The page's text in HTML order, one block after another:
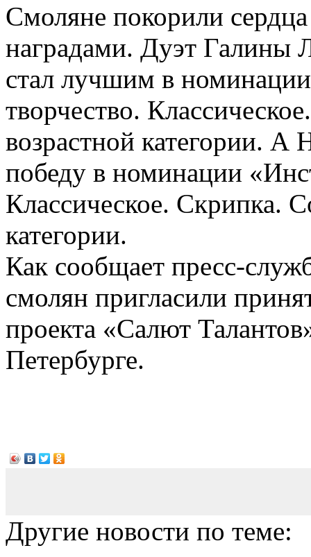
Смоляне покорили
наградами. Дуэт Галины
стал лучшим в
творчество.
возрастной категории. А
победу в номинации
Классическое. Скрипка.
категории.
Как сообщает пресс-
смолян пригласили
проекта «Салют
Петербурге.
Другие новости по теме: